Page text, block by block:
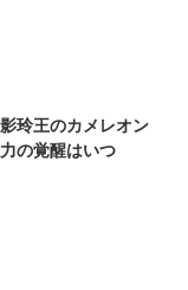
玲王のカメレオン
の覚醒はいつ